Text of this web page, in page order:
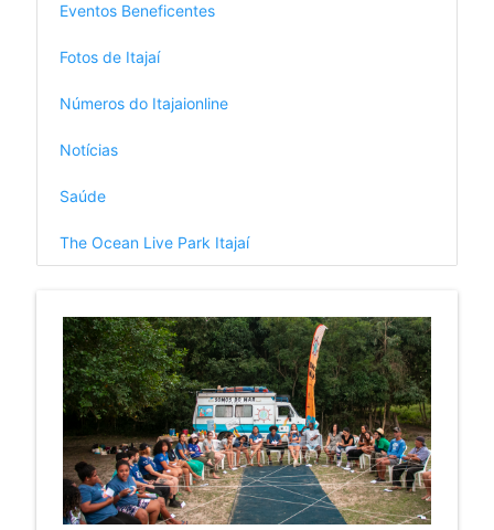
Eventos Beneficentes
Fotos de Itajaí
Números do Itajaionline
Notícias
Saúde
The Ocean Live Park Itajaí